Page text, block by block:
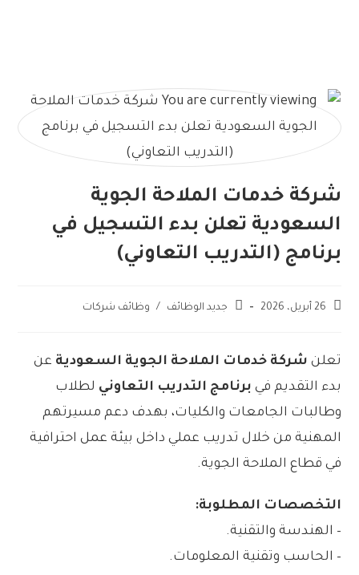
شركة خدمات الملاحة الجوية
السعودية تعلن بدء التسجيل في
برنامج (التدريب التعاوني)
26 أبريل، 2026 جديد الوظائف / وظائف شركات
تعلن شركة خدمات الملاحة الجوية السعودية عن
بدء التقديم في برنامج التدريب التعاوني لطلاب
وطالبات الجامعات والكليات، بهدف دعم مسيرتهم
المهنية من خلال تدريب عملي داخل بيئة عمل احترافية
في قطاع الملاحة الجوية.
التخصصات المطلوبة:
– الهندسة والتقنية.
– الحاسب وتقنية المعلومات.